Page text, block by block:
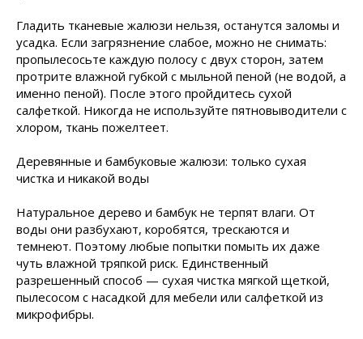
Гладить тканевые жалюзи нельзя, останутся заломы и
усадка. Если загрязнение слабое, можно не снимать:
пропылесосьте каждую полосу с двух сторон, затем
протрите влажной губкой с мыльной пеной (не водой, а
именно пеной). После этого пройдитесь сухой
салфеткой. Никогда не используйте пятновыводители с
хлором, ткань пожелтеет.
Деревянные и бамбуковые жалюзи: только сухая
чистка и никакой воды
Натуральное дерево и бамбук не терпят влаги. От
воды они разбухают, коробятся, трескаются и
темнеют. Поэтому любые попытки помыть их даже
чуть влажной тряпкой риск. Единственный
разрешенный способ — сухая чистка мягкой щеткой,
пылесосом с насадкой для мебели или салфеткой из
микрофибры.